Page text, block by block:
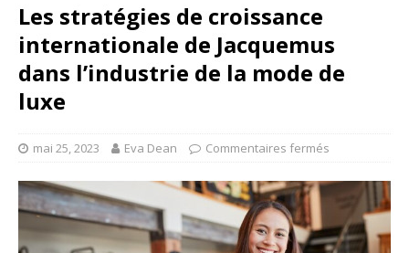
Les stratégies de croissance
internationale de Jacquemus
dans l’industrie de la mode de
luxe
mai 25, 2023 Eva Dean Commentaires fermés